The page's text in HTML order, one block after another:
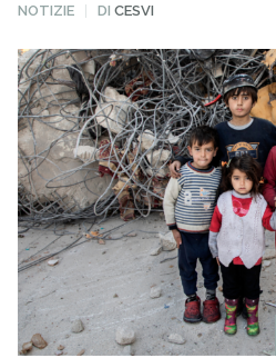
PUBBLICATO
NOTIZIE DICESVI